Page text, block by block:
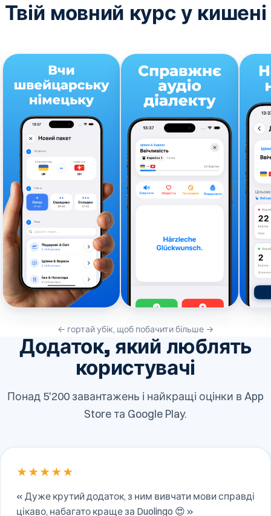
Твій мовний курс у кишені
← гортай убік, щоб побачити більше →
Додаток, який люблять
користувачі
Понад 5'200 завантажень і найкращі оцінки в App
Store та Google Play.
★★★★★
« Дуже крутий додаток, з ним вивчати мови справді
цікаво, набагато краще за Duolingo 😍 »